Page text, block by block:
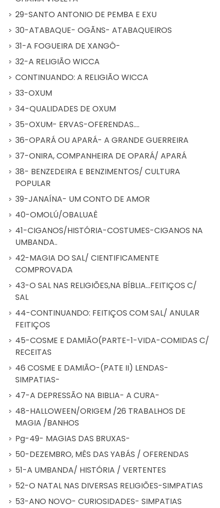
29-SANTO ANTONIO DE PEMBA E EXU
30-ATABAQUE- OGÃNS- ATABAQUEIROS
31-A FOGUEIRA DE XANGÔ-
32-A RELIGIÃO WICCA
CONTINUANDO: A RELIGIÃO WICCA
33-OXUM
34-QUALIDADES DE OXUM
35-OXUM- ERVAS-OFERENDAS....
36-OPARÁ OU APARÁ- A GRANDE GUERREIRA
37-ONIRA, COMPANHEIRA DE OPARÁ/ APARÁ
38- BENZEDEIRA E BENZIMENTOS/ CULTURA
POPULAR
39-JANAÍNA- UM CONTO DE AMOR
40-OMOLÚ/OBALUAÊ
41-CIGANOS/HISTÓRIA-COSTUMES-CIGANOS NA
UMBANDA..
42-MAGIA DO SAL/ CIENTIFICAMENTE
COMPROVADA
43-O SAL NAS RELIGIÕES,NA BÍBLIA...FEITIÇOS C/
SAL
44-CONTINUANDO: FEITIÇOS COM SAL/ ANULAR
FEITIÇOS
45-COSME E DAMIÃO(PARTE-1-VIDA-COMIDAS C/
RECEITAS
46 COSME E DAMIÃO-(PATE II) LENDAS-
SIMPATIAS-
47-A DEPRESSÃO NA BIBLIA- A CURA-
48-HALLOWEEN/ORIGEM /26 TRABALHOS DE
MAGIA /BANHOS
Pg-49- MAGIAS DAS BRUXAS-
50-DEZEMBRO, MÊS DAS YABÁS / OFERENDAS
51-A UMBANDA/ HISTÓRIA / VERTENTES
52-O NATAL NAS DIVERSAS RELIGIÕES-SIMPATIAS
53-ANO NOVO- CURIOSIDADES- SIMPATIAS